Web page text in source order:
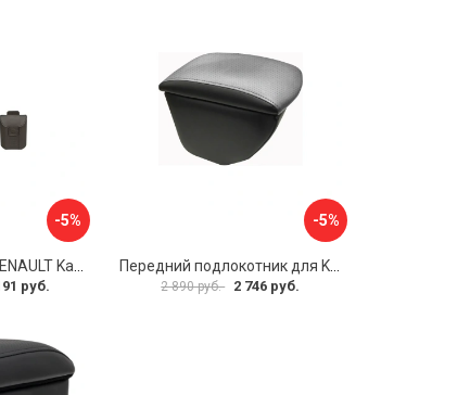
-5%
руб.
-5%
Передний подлокотник для KIA Rio 4 2017-н.в. AVTOLIDER1 PP-KIA-Rio-4-02
2 890 руб. 2 746 руб.